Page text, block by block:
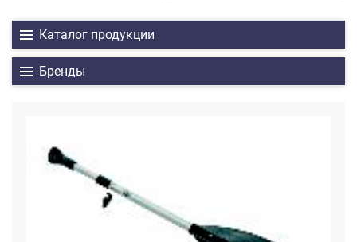
Каталог продукции
Бренды